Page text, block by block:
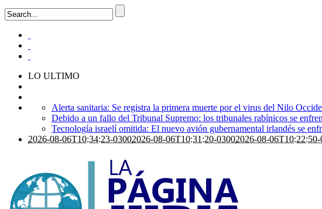
LO ULTIMO
Alerta sanitaria: Se registra la primera muerte por el virus del Nilo
Debido a un fallo del Tribunal Supremo: los tribunales rabínicos se
Tecnología israelí omitida: El nuevo avión gubernamental irlandés se
2026-08-06T10:34:23-03002026-08-06T10:31:20-03002026-08-